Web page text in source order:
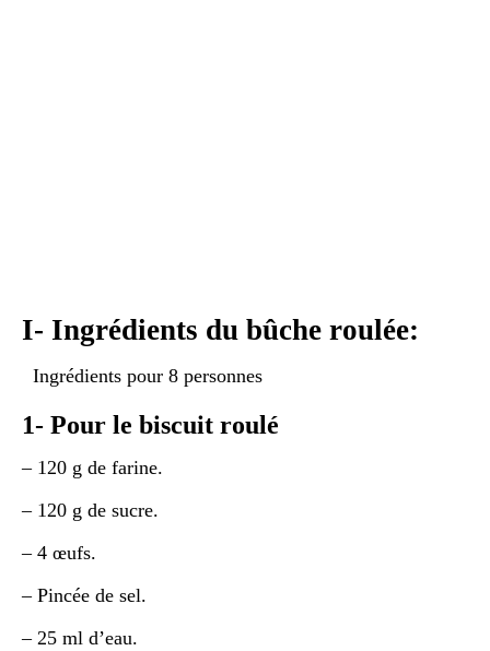
I- Ingrédients du bûche roulée:
Ingrédients pour 8 personnes
1- Pour le biscuit roulé
– 120 g de farine.
– 120 g de sucre.
– 4 œufs.
– Pincée de sel.
– 25 ml d’eau.